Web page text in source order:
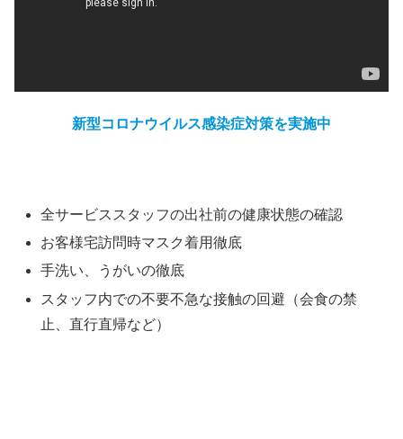
新型コロナウイルス感染症対策を実施中
全サービススタッフの出社前の健康状態の確認
お客様宅訪問時マスク着用徹底
手洗い、うがいの徹底
スタッフ内での不要不急な接触の回避（会食の禁
止、直行直帰など）